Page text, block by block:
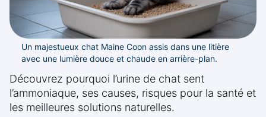
Un majestueux chat Maine Coon assis dans une litière
avec une lumière douce et chaude en arrière-plan.
Découvrez pourquoi l’urine de chat sent
l’ammoniaque, ses causes, risques pour la santé et
les meilleures solutions naturelles.